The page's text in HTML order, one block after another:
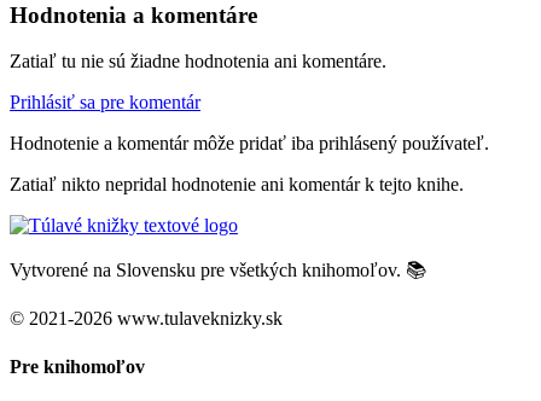
Hodnotenia a komentáre
Zatiaľ tu nie sú žiadne hodnotenia ani komentáre.
Prihlásiť sa pre komentár
Hodnotenie a komentár môže pridať iba prihlásený používateľ.
Zatiaľ nikto nepridal hodnotenie ani komentár k tejto knihe.
Vytvorené na Slovensku pre všetkých knihomoľov. 📚
© 2021-2026 www.tulaveknizky.sk
Pre knihomoľov